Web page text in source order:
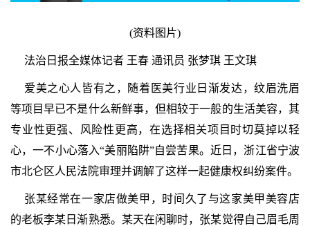
(资料图片)
法治日报全媒体记者 王春 通讯员 张梦琪 王文琪
爱美之心人皆有之，随着医美行业日渐发达，纹眉洗眉
等项目早已不是什么新鲜事，但相较于一般的生活美容，其
专业性更强、风险性更高，在选择相关项目时切莫掉以轻
心，一不小心落入“美丽陷阱”自尝苦果。近日，浙江省宁波
市北仑区人民法院审理并调解了这样一起健康权纠纷案件。
张某经常在一家店做美甲，时间久了与这家美甲美容店
的老板李某日渐熟悉。某天在闲聊时，张某觉得自己眉毛周